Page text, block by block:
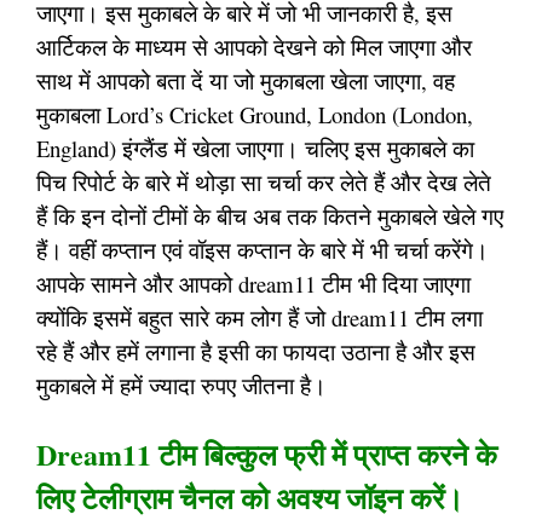
जाएगा। इस मुकाबले के बारे में जो भी जानकारी है, इस
आर्टिकल के माध्यम से आपको देखने को मिल जाएगा और
साथ में आपको बता दें या जो मुकाबला खेला जाएगा, वह
मुकाबला Lord’s Cricket Ground, London (London,
England) इंग्लैंड में खेला जाएगा। चलिए इस मुकाबले का
पिच रिपोर्ट के बारे में थोड़ा सा चर्चा कर लेते हैं और देख लेते
हैं कि इन दोनों टीमों के बीच अब तक कितने मुकाबले खेले गए
हैं। वहीं कप्तान एवं वॉइस कप्तान के बारे में भी चर्चा करेंगे।
आपके सामने और आपको dream11 टीम भी दिया जाएगा
क्योंकि इसमें बहुत सारे कम लोग हैं जो dream11 टीम लगा
रहे हैं और हमें लगाना है इसी का फायदा उठाना है और इस
मुकाबले में हमें ज्यादा रुपए जीतना है।
Dream11 टीम बिल्कुल फ्री में प्राप्त करने के
लिए टेलीग्राम चैनल को अवश्य जॉइन करें।